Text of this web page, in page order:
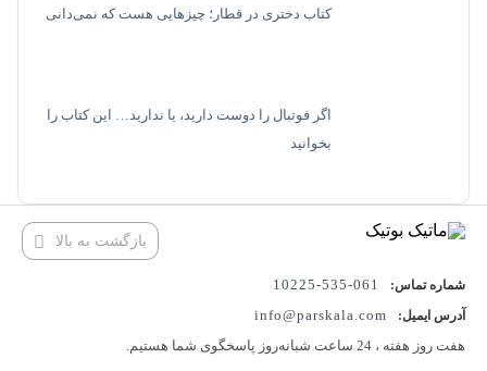
کتاب دختری در قطار؛ چیزهایی هست که نمی‌دانی
اگر فوتبال را دوست دارید، یا ندارید… این کتاب را
بخوانید
بازگشت به بالا
شماره تماس: 061-535-10225
آدرس ایمیل:
info@parskala.com
هفت روز هفته ، 24 ساعت شبانه‌روز پاسخگوی شما هستیم.